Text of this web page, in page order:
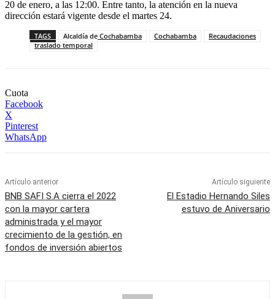
20 de enero, a las 12:00. Entre tanto, la atención en la nueva
dirección estará vigente desde el martes 24.
TAGS Alcaldía de Cochabamba Cochabamba
Recaudaciones
traslado temporal
Cuota
Facebook
X
Pinterest
WhatsApp
Artículo anterior
BNB SAFI S.A cierra el 2022
con la mayor cartera
administrada y el mayor
crecimiento de la gestión, en
fondos de inversión abiertos
Artículo siguiente
El Estadio Hernando Siles
estuvo de Aniversario